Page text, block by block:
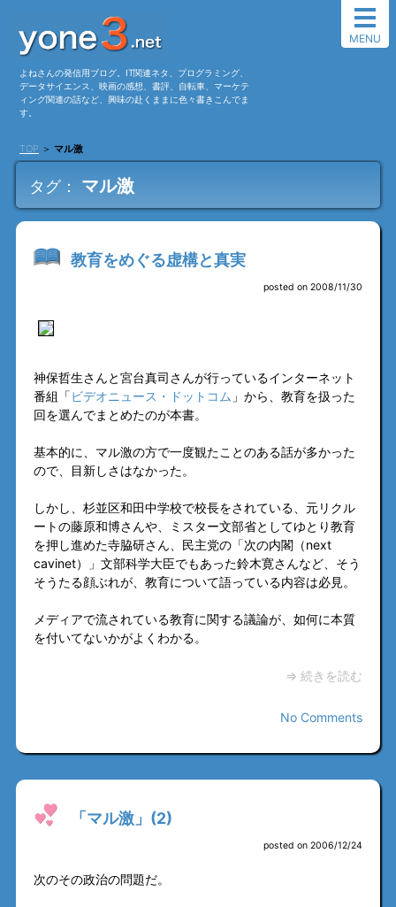
よねさんの発信用ブログ。IT関連ネタ、プログラミング、
データサイエンス、映画の感想、書評、自転車、マーケテ
ィング関連の話など、興味の赴くままに色々書きこんでま
す。
TOP ＞ マル激
MENU
タグ： マル激
教育をめぐる虚構と真実
posted on 2008/11/30
神保哲生さんと宮台真司さんが行っているインターネット
番組「ビデオニュース・ドットコム 」から、教育を扱った
回を選んでまとめたのが本書。
基本的に、マル激の方で一度観たことのある話が多かった
ので、目新しさはなかった。
しかし、杉並区和田中学校で校長をされている、元リクル
ートの藤原和博さんや、ミスター文部省としてゆとり教育
を押し進めた寺脇研さん、民主党の「次の内閣（next
cavinet）」文部科学大臣でもあった鈴木寛さんなど、そう
そうたる顔ぶれが、教育について語っている内容は必見。
メディアで流されている教育に関する議論が、如何に本質
を付いてないかがよくわかる。
⇒ 続きを読む
No Comments
「マル激」(2)
posted on 2006/12/24
次のその政治の問題だ。